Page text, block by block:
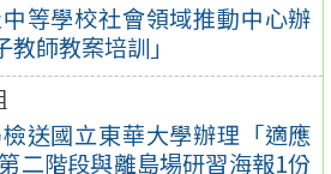
等學校社會領域推動中心辦
師教案培訓」
送國立東華大學辦理「適應
二階段與離島場研習海報1份